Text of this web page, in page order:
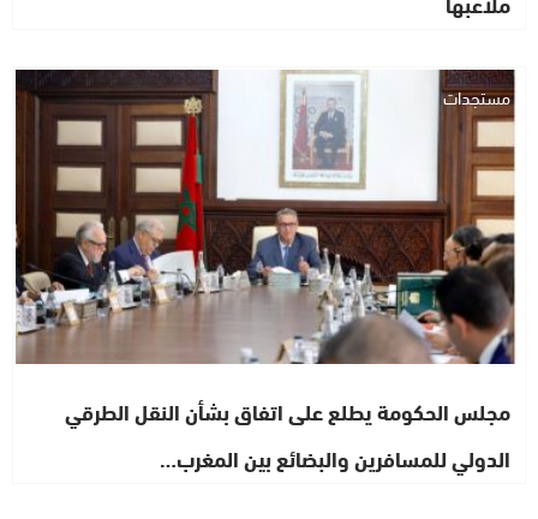
مستجدات
مجلس الحكومة يطلع على اتفاق بشأن النقل الطرقي
الدولي للمسافرين والبضائع بين المغرب…